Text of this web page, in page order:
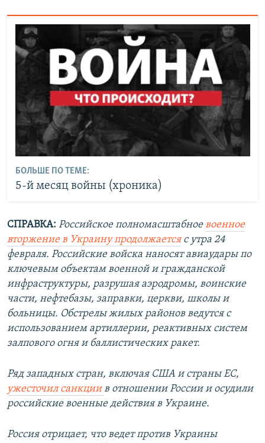
БОЛЬШЕ ПО ТЕМЕ:
5-й месяц войны (хроника)
СПРАВКА: Российское полномасштабноевоенное
вторжение в Украину продолжаетсяс утра 24
февраля. Российские войска наносят авиаудары по
ключевым объектам военной и гражданской
инфраструктуры, разрушая аэродромы, воинские
части, нефтебазы, заправки, церкви, школы и
больницы. Обстрелы жилых районов ведутся с
использованием артиллерии, реактивных систем
залпового огня и баллистических ракет.
Ряд западных стран, включая США и страны ЕС,
ужесточил санкциив отношении России и осудили
российские военные действия в Украине.
Россия отрицает, что ведет против Украины